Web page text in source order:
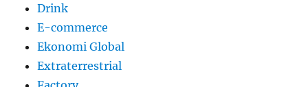
Drink
E-commerce
Ekonomi Global
Extraterrestrial